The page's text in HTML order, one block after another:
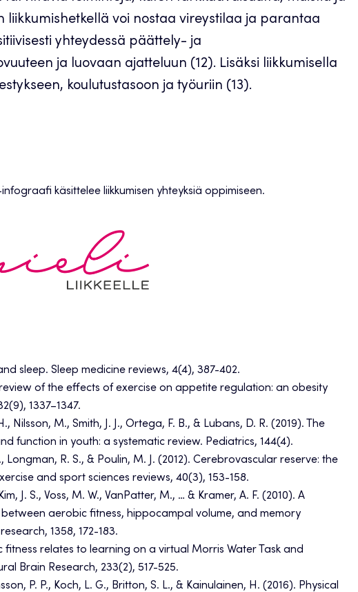
liikkumishetkellä voi nostaa vireystilaa ja parantaa
yhteydessä päättely- ja
ja luovaan ajatteluun (12). Lisäksi liikkumisella
koulutustasoon ja työuriin (13).
käsittelee liikkumisen yhteyksiä oppimiseen.
sleep. Sleep medicine reviews, 4(4), 387-402.
of the effects of exercise on appetite regulation: an obesity
1337–1347.
Nilsson, M., Smith, J. J., Ortega, F. B., & Lubans, D. R. (2019). The
function in youth: a systematic review. Pediatrics, 144(4).
R. S., & Poulin, M. J. (2012). Cerebrovascular reserve: the
and sport sciences reviews, 40(3), 153-158.
J. S., Voss, M. W., VanPatter, M., … & Kramer, A. F. (2010). A
aerobic fitness, hippocampal volume, and memory
1358, 172-183.
fitness relates to learning on a virtual Morris Water Task and
Brain Research, 233(2), 517-525.
P. P., Koch, L. G., Britton, S. L., & Kainulainen, H. (2016). Physical